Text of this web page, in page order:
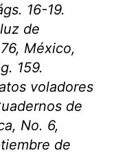
16-19.
de
México,
159.
voladores
de
No. 6,
de